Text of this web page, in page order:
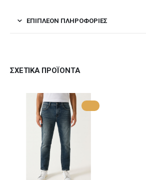
ΕΠΙΠΛΈΟΝ ΠΛΗΡΟΦΟΡΊΕΣ
ΣΧΕΤΙΚΆ ΠΡΟΪΌΝΤΑ